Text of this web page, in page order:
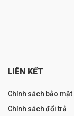
LIÊN KẾT
Chính sách bảo mật
Chính sách đổi trả